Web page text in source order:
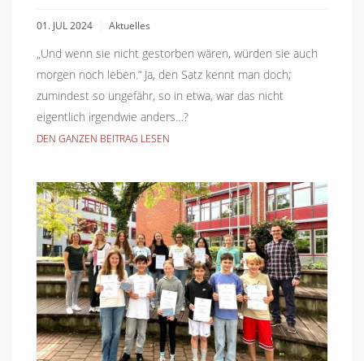
01. JUL 2024 Aktuelles
„Und wenn sie nicht gestorben wären, würden sie auch
morgen noch leben.“ Ja, den Satz kennt man doch;
zumindest so ungefähr, so in etwa, war das nicht
eigentlich irgendwie anders…?
DEN GANZEN BEITRAG LESEN